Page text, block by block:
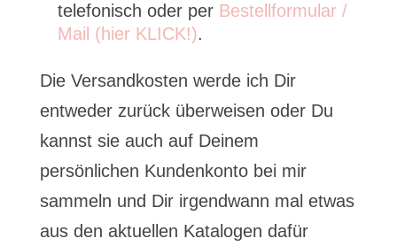
telefonisch oder per Bestellformular /
Mail (hier KLICK!).
Die Versandkosten werde ich Dir
entweder zurück überweisen oder Du
kannst sie auch auf Deinem
persönlichen Kundenkonto bei mir
sammeln und Dir irgendwann mal etwas
aus den aktuellen Katalogen dafür